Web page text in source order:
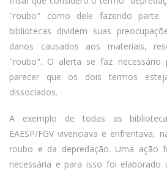
"roubo" como dele fazendo
bibliotecas dividem suas
danos causados aos materiais,
"roubo". O alerta se faz necessário
parecer que os dois termos
dissociados.
A exemplo de todas as
EAESP/FGV vivenciava e enfrentava,
roubo e da depredação. Uma ação
necessária e para isso foi